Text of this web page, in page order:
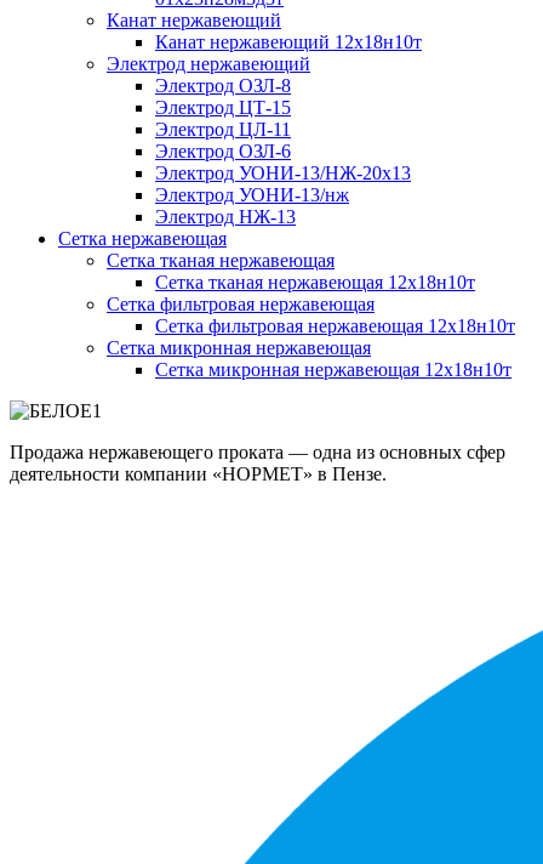
Канат нержавеющий
Канат нержавеющий 12х18н10т
Электрод нержавеющий
Электрод ОЗЛ-8
Электрод ЦТ-15
Электрод ЦЛ-11
Электрод ОЗЛ-6
Электрод УОНИ-13/НЖ-20х13
Электрод УОНИ-13/нж
Электрод НЖ-13
Сетка нержавеющая
Сетка тканая нержавеющая
Сетка тканая нержавеющая 12х18н10т
Сетка фильтровая нержавеющая
Сетка фильтровая нержавеющая 12х18н10т
Сетка микронная нержавеющая
Сетка микронная нержавеющая 12х18н10т
Продажа нержавеющего проката — одна из основных сфер
деятельности компании «НОРМЕТ» в Пензе.